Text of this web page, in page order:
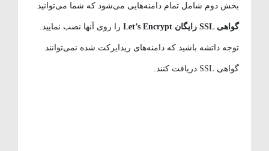
بخش دوم شامل تمام دامنه‌هایی می‌شود که شما می‌توانید
گواهی SSL رایگان Let’s Encrypt را روی آنها نصب نمایید.
توجه داتشه باشید که دامنه‌های ریدایرکت شده نمی‌توانند
گواهی SSL دریافت کنند.